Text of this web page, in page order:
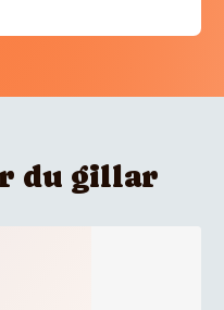
du gillar